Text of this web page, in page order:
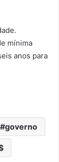
mínima
anos para
governo